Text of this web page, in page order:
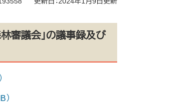
林審議会」の議事録及び
）